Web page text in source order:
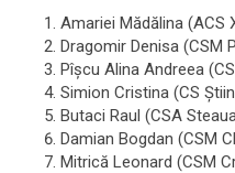
Amariei Mădălina (ACS
Dragomir Denisa (CSM
Pîșcu Alina Andreea
Simion Cristina (CS
Butaci Raul (CSA
Damian Bogdan (CSM
Mitrică Leonard (CSM